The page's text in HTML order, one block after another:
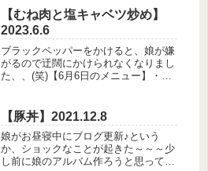
る？」「うん；；」「右腕と左腕に打
つね、頑張ろうね…！」「2個も、打
ち...
【むね肉と塩キャベツ炒め】
2023.6.6
ブラックペッパーをかけると、娘が嫌
がるので迂闊にかけられなくなりまし
た、、(笑)【6月6日のメニュー】・白
トごとが控えていると体調崩しがちの
娘…(笑)今週の土曜日に幼稚園の...
【豚丼】2021.12.8
娘がお昼寝中にブログ更新♪という
か、ショックなことが起きた～～～少
し前に娘のアルバム作ろうと思って写